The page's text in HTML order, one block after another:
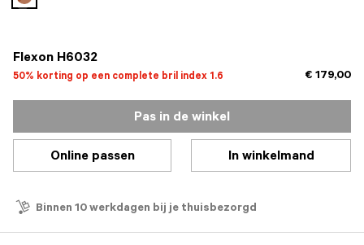
Flexon H6032
50% korting op een complete bril index 1.6 € 179,00
geselecteerd
Pas in de winkel
Online passen In winkelmand
Binnen 10 werkdagen bij je thuisbezorgd